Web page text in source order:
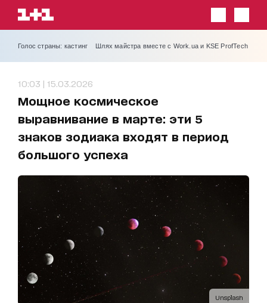
Голос страны: кастинг Шлях майстра вместе с Work.ua и KSE ProfTech
10:03 | 15.03.2026
Мощное космическое
выравнивание в марте: эти 5
знаков зодиака входят в период
большого успеха
Unsplash